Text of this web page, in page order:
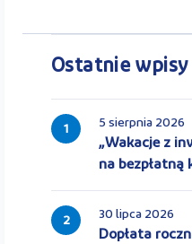
Ostatnie wpisy
1 5 sierpnia 2026
„Wakacje z
na bezpłatną
2 30 lipca 2026
Dopłata